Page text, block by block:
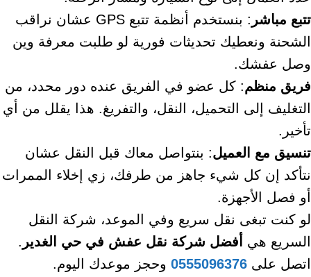
تتبع مباشر
: بنستخدم أنظمة تتبع GPS عشان نراقب
الشحنة ونعطيك تحديثات فورية لو طلبت معرفة وين
وصل عفشك.
فريق منظم: كل عضو في الفريق عنده دور محدد، من
التغليف إلى التحميل، النقل، والتفريغ. هذا يقلل من أي
تأخير.
تنسيق مع العميل: بنتواصل معاك قبل النقل عشان
نتأكد إن كل شيء جاهز من طرفك، زي إخلاء الممرات
أو فصل الأجهزة.
لو كنت تبغى نقل سريع وفي الموعد، شركة النقل
السريع هي
أفضل شركة نقل عفش في حي الغدير .
اتصل على 0555096376 وحجز موعدك اليوم.